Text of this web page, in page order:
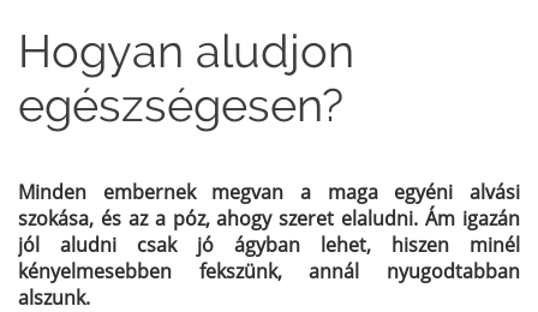
Hogyan aludjon
egészségesen?
Minden embernek megvan a maga egyéni alvási
szokása, és az a póz, ahogy szeret elaludni. Ám igazán
jól aludni csak jó ágyban lehet, hiszen minél
kényelmesebben fekszünk, annál nyugodtabban
alszunk.